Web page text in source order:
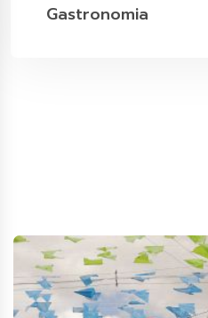
Gastronomia